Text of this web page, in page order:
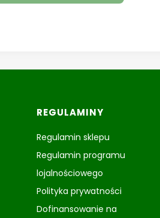
REGULAMINY
Regulamin sklepu
Regulamin programu
lojalnościowego
Polityka prywatności
Dofinansowanie na